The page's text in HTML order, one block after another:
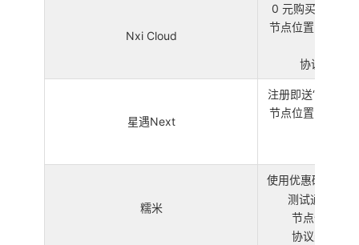
Nxi Cloud
0 元购买“公益套
节点位置：台湾
协议类型
星遇Next
注册即送“福利套
节点位置：美国
糯米
使用优惠码
测试通道”
节点位置：
协议类型：